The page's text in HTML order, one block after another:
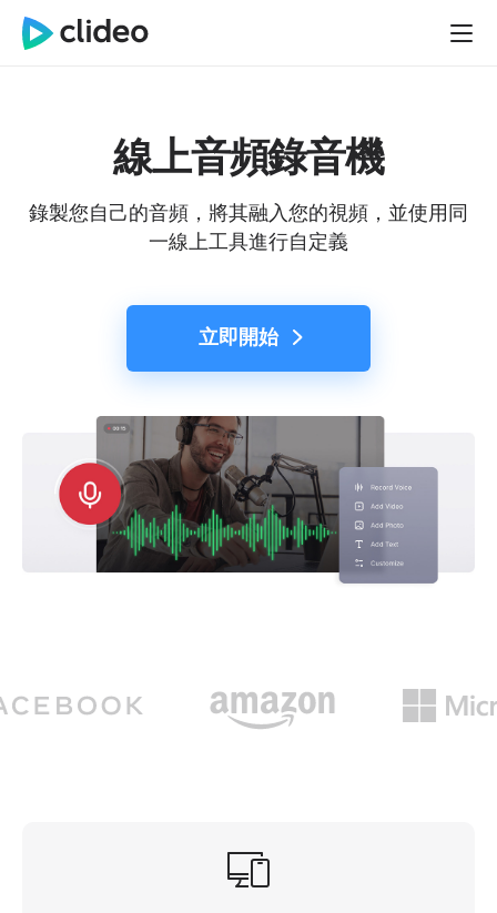
線上音頻錄音機
錄製您自己的音頻，將其融入您的視頻，並使用同
一線上工具進行自定義
立即開始